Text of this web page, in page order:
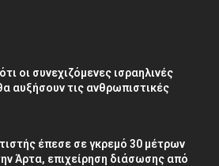
οι συνεχιζόμενες ισραηλινές
αυξήσουν τις ανθρωπιστικές
έπεσε σε γκρεμό 30 μέτρων
Άρτα, επιχείρηση διάσωσης από